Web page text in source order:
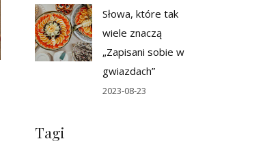
Słowa, które tak
wiele znaczą
„Zapisani sobie w
gwiazdach”
2023-08-23
Tagi